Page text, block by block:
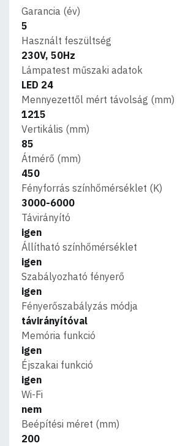
Garancia (év)
5
Használt feszültség
230V, 50Hz
Lámpatest műszaki adatok
LED 24
Mennyezettől mért távolság (mm)
1215
Vertikális (mm)
85
Átmérő (mm)
450
Fényforrás színhőmérséklet (K)
3000-6000
Távirányító
igen
Állítható színhőmérséklet
igen
Szabályozható fényerő
igen
Fényerőszabályzás módja
távirányítóval
Memória funkció
igen
Éjszakai funkció
igen
Wi-Fi
nem
Beépítési méret (mm)
200